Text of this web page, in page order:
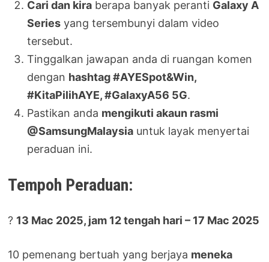
Cari dan kira berapa banyak peranti Galaxy A
Series yang tersembunyi dalam video
tersebut.
Tinggalkan jawapan anda di ruangan komen
dengan hashtag #AYESpot&Win,
#KitaPilihAYE, #GalaxyA56 5G.
Pastikan anda mengikuti akaun rasmi
@SamsungMalaysia untuk layak menyertai
peraduan ini.
Tempoh Peraduan:
? 13 Mac 2025, jam 12 tengah hari – 17 Mac 2025
10 pemenang bertuah yang berjaya meneka